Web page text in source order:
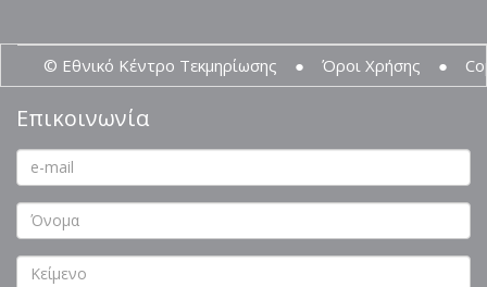
© Εθνικό Κέντρο Τεκμηρίωσης ● Όροι Χρήσης ●
Επικοινωνία